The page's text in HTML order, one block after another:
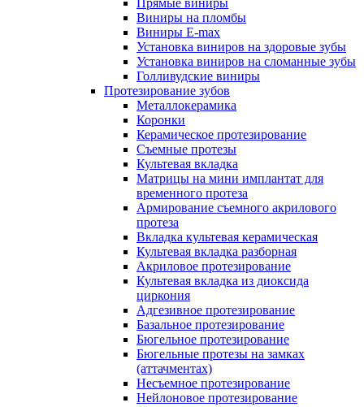
Виниры на пломбы
Виниры E-max
Установка виниров на здоровые зубы
Установка виниров на сломанные зубы
Голливудские виниры
Протезирование зубов
Металлокерамика
Коронки
Керамическое протезирование
Съемные протезы
Культевая вкладка
Матрицы на мини имплантат для
временного протеза
Армирование съемного акрилового
протеза
Вкладка культевая керамическая
Культевая вкладка разборная
Акриловое протезирование
Культевая вкладка из диоксида
циркония
Адгезивное протезирование
Базальное протезирование
Бюгельное протезирование
Бюгельные протезы на замках
(аттачментах)
Несъемное протезирование
Нейлоновое протезирование